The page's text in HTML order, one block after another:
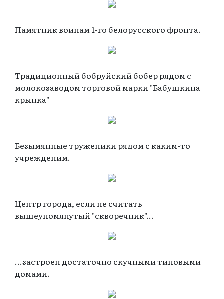
Памятник воинам 1-го белорусского фронта.
Традиционный бобруйский бобер рядом с
молокозаводом торговой марки "Бабушкина
крынка"
Безымянные труженики рядом с каким-то
учрежденим.
Центр города, если не считать
вышеупомянутый "скворечник"...
...застроен достаточно скучными типовыми
домами.